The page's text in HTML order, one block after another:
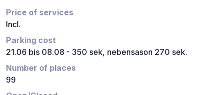
Price of services
Incl.
Parking cost
21.06 bis 08.08 - 350 sek, nebensason 270 sek.
Number of places
99